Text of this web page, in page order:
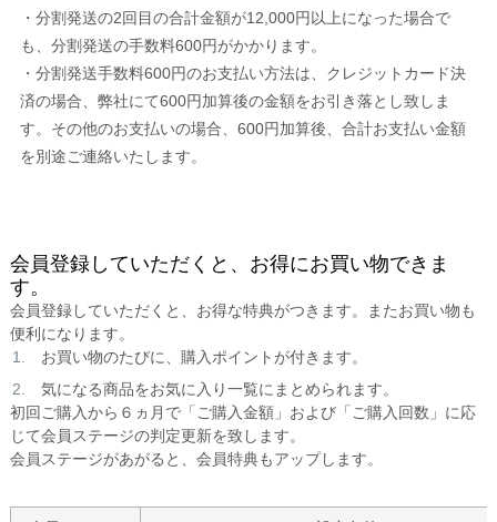
・分割発送の2回目の合計金額が12,000円以上になった場合で
も、分割発送の手数料600円がかかります。
・分割発送手数料600円のお支払い方法は、クレジットカード決
済の場合、弊社にて600円加算後の金額をお引き落とし致しま
す。その他のお支払いの場合、600円加算後、合計お支払い金額
を別途ご連絡いたします。
会員登録していただくと、お得にお買い物できま
す。
会員登録していただくと、お得な特典がつきます。またお買い物も
便利になります。
お買い物のたびに、購入ポイントが付きます。
気になる商品をお気に入り一覧にまとめられます。
初回ご購入から６ヵ月で「ご購入金額」および「ご購入回数」に応
じて会員ステージの判定更新を致します。
会員ステージがあがると、会員特典もアップします。